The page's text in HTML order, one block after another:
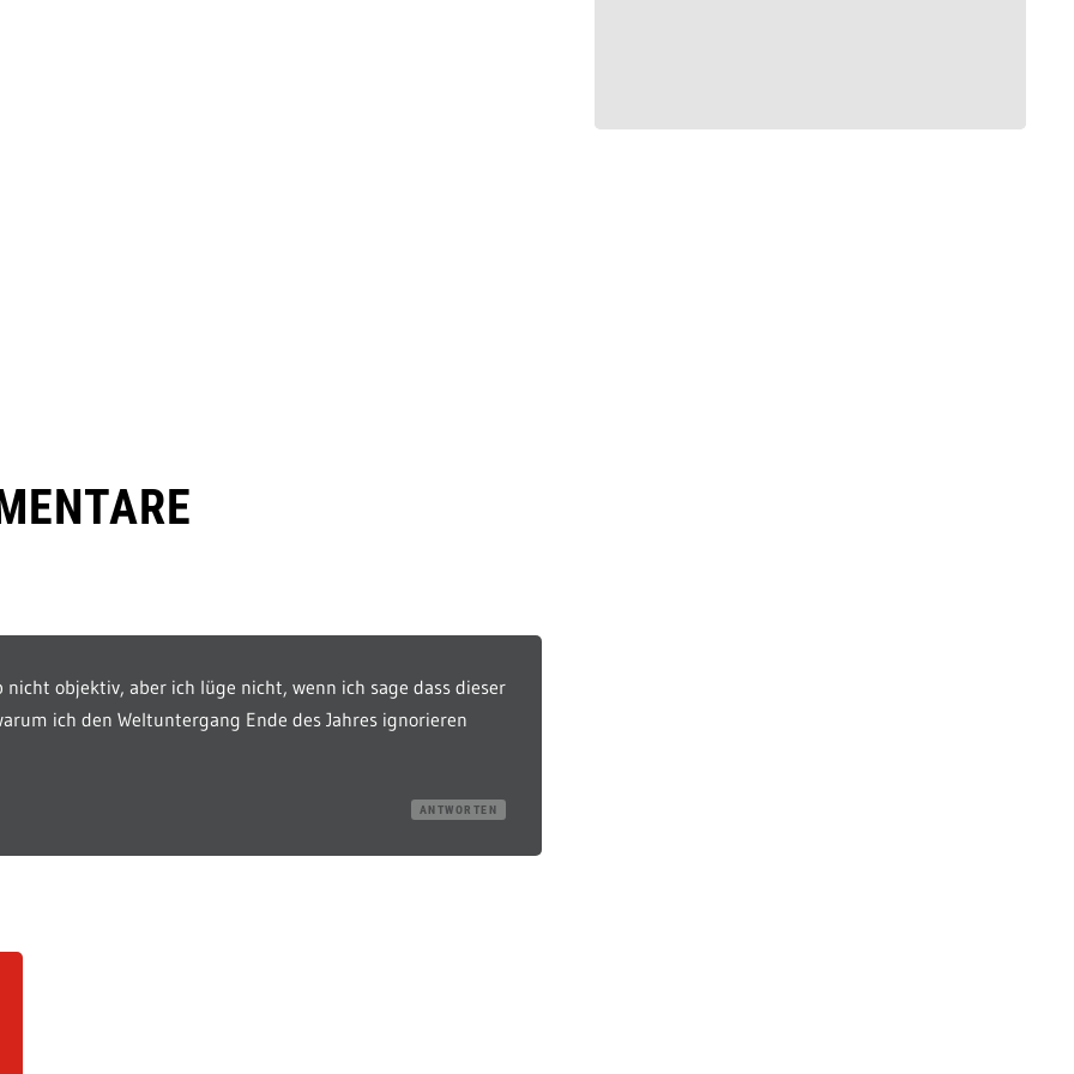
nicht objektiv, aber ich lüge nicht, wenn ich sage dass dieser
ich den Weltuntergang Ende des Jahres ignorieren
ANTWORTEN